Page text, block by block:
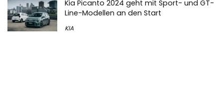
Kia Picanto 2024 geht mit Sport- und GT-
Line-Modellen an den Start
KIA